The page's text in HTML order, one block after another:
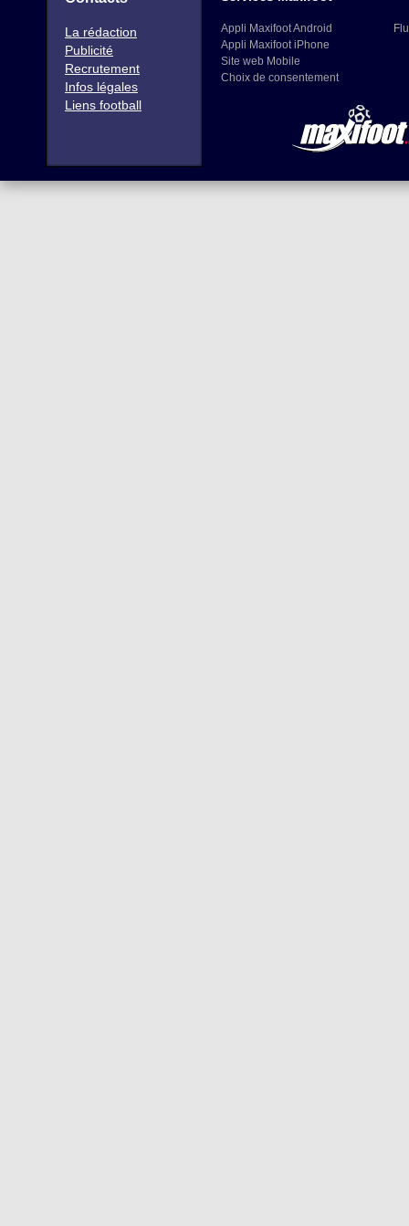
La rédaction
Publicité
Recrutement
Infos légales
Liens football
Appli Maxifoot Android
Appli Maxifoot iPhone
Site web Mobile
Choix de consentement